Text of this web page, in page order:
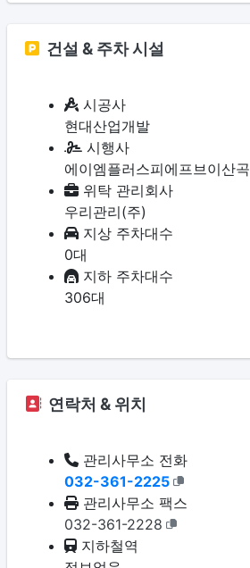
건설 & 주차 시설
시공사
현대산업개발
시행사
에이엠플러스피에프브이산곡
위탁 관리회사
우리관리(주)
지상 주차대수
0대
지하 주차대수
306대
연락처 & 위치
관리사무소 전화
032-361-2225
관리사무소 팩스
032-361-2228
지하철역